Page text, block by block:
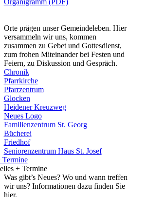
Organigramm (PDF)
Orte prägen unser Gemeindeleben. Hier
versammeln wir uns, kommen
zusammen zu Gebet und Gottesdienst,
zum frohen Miteinander bei Festen und
Feiern, zu Diskussion und Gespräch.
Chronik
Pfarrkirche
Pfarrzentrum
Glocken
Heidener Kreuzweg
Neues Logo
Familienzentrum St. Georg
Bücherei
Friedhof
Seniorenzentrum Haus St. Josef
Termine
+ Termine
Was gibt’s Neues? Wo und wann treffen
wir uns? Informationen dazu finden Sie
hier.